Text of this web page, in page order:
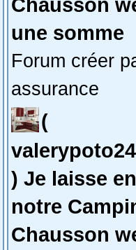
une somme
Forum créer
assurance
(
) Je laisse
notre
Chausson